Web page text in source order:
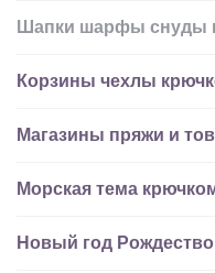
Шапки шарфы снуды
Корзины чехлы
Магазины пряжи и
Морская тема
Новый год